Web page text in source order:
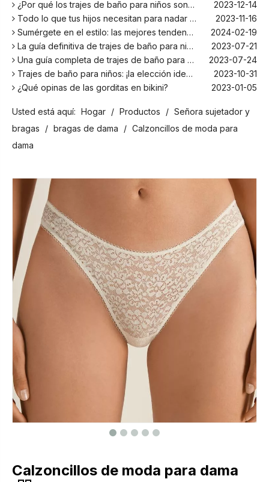
Todo lo que tus hijos necesitan para nadar este verano
2023-11-16
Sumérgete en el estilo: las mejores tendencias en trajes de baño para niños de la temporada
2024-02-19
La guía definitiva de trajes de baño para niños: comodidad, diseño y seguridad
2023-07-21
Una guía completa de trajes de baño para niños: comodidad, estilo y seguridad para divertirse bajo el sol
2023-07-24
Trajes de baño para niños: ¡la elección ideal para tus hijos!
2023-10-31
¿Qué opinas de las gorditas en bikini?
2023-01-05
¡El principal fabricante de trajes de baño en Bali!
2024-02-22
¡Date un chapuzón con los trajes de baño para niños más populares de la temporada!
2024-02-02
Como cualquier otro traje, el bañador infantil: un espacio agradable para relajarse en la playa
Todo lo que tus hijos necesitan para nadar este verano
2023-11-16
Sumérgete en el estilo: las mejores tendencias en trajes de baño para niños de la temporada
2024-02-19
La guía definitiva de trajes de baño para niños: comodidad, diseño y seguridad
2023-07-21
Una guía completa de trajes de baño para niños: comodidad, estilo y seguridad para divertirse bajo el sol
2023-07-24
Usted está aquí: Hogar / Productos / Señora sujetador y
bragas
/ bragas de dama / Calzoncillos de moda para
dama
Calzoncillos de moda para dama